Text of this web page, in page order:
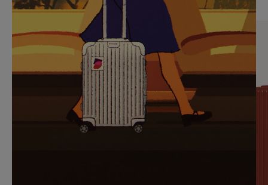
SIE,
UM
ANZUHALTEN
AUFHEBEN
DER
STUMMSCHALTUNG